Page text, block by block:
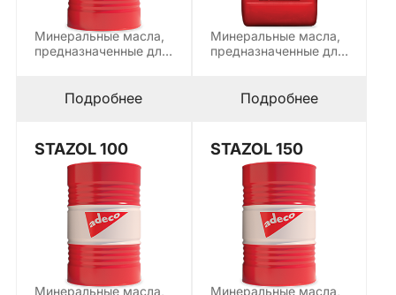
Минеральные масла,
предназначенные для
направляющих,
горизонтальных…
Подробнее
Минеральные масла,
предназначенные для
направляющих,
горизонтальных…
Подробнее
STAZOL 100
Минеральные масла,
STAZOL 150
Минеральные масла,